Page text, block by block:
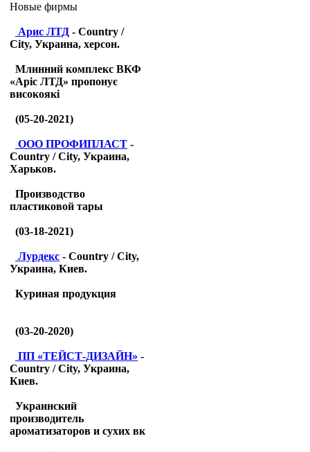
Новые фирмы
Арис ЛТД - Country /
City, Украина, херсон.
Млинний комплекс ВКФ
«Аріс ЛТД» пропонує
високоякі
(05-20-2021)
ООО ПРОФИПЛАСТ -
Country / City, Украина,
Харьков.
Производство
пластиковой тары
(03-18-2021)
Лурдекс - Country / City,
Украина, Киев.
Куриная продукция
(03-20-2020)
ПП «ТЕЙСТ-ДИЗАЙН» -
Country / City, Украина,
Киев.
Украинский
производитель
ароматизаторов и сухих вк